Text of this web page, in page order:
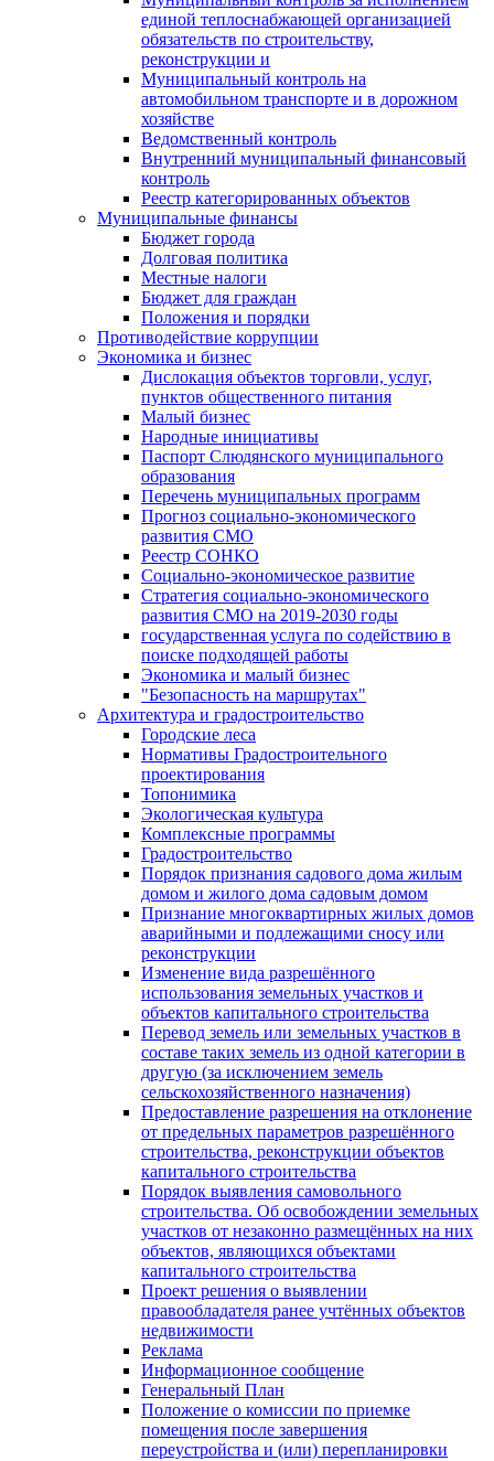
единой теплоснабжающей организацией
обязательств по строительству,
реконструкции и
Муниципальный контроль на
автомобильном транспорте и в дорожном
хозяйстве
Ведомственный контроль
Внутренний муниципальный финансовый
контроль
Реестр категорированных объектов
Муниципальные финансы
Бюджет города
Долговая политика
Местные налоги
Бюджет для граждан
Положения и порядки
Противодействие коррупции
Экономика и бизнес
Дислокация объектов торговли, услуг,
пунктов общественного питания
Малый бизнес
Народные инициативы
Паспорт Слюдянского муниципального
образования
Перечень муниципальных программ
Прогноз социально-экономического
развития СМО
Реестр СОНКО
Социально-экономическое развитие
Стратегия социально-экономического
развития СМО на 2019-2030 годы
государственная услуга по содействию в
поиске подходящей работы
Экономика и малый бизнес
"Безопасность на маршрутах"
Архитектура и градостроительство
Городские леса
Нормативы Градостроительного
проектирования
Топонимика
Экологическая культура
Комплексные программы
Градостроительство
Порядок признания садового дома жилым
домом и жилого дома садовым домом
Признание многоквартирных жилых домов
аварийными и подлежащими сносу или
реконструкции
Изменение вида разрешённого
использования земельных участков и
объектов капитального строительства
Перевод земель или земельных участков в
составе таких земель из одной категории в
другую (за исключением земель
сельскохозяйственного назначения)
Предоставление разрешения на отклонение
от предельных параметров разрешённого
строительства, реконструкции объектов
капитального строительства
Порядок выявления самовольного
строительства. Об освобождении земельных
участков от незаконно размещённых на них
объектов, являющихся объектами
капитального строительства
Проект решения о выявлении
правообладателя ранее учтённых объектов
недвижимости
Реклама
Информационное сообщение
Генеральный План
Положение о комиссии по приемке
помещения после завершения
переустройства и (или) перепланировки